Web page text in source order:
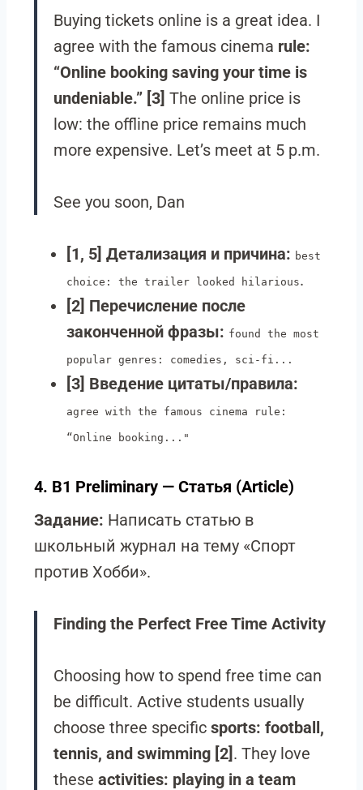
Buying tickets online is a great idea. I
agree with the famous cinema rule:
“Online booking saving your time is
undeniable.” [3] The online price is
low: the offline price remains much
more expensive. Let’s meet at 5 p.m.
See you soon, Dan
[1, 5] Детализация и причина: best
choice: the trailer looked hilarious.
[2] Перечисление после
законченной фразы: found the most
popular genres: comedies, sci-fi...
[3] Введение цитаты/правила:
agree with the famous cinema rule:
“Online booking..."
4. B1 Preliminary — Статья (Article)
Задание: Написать статью в
школьный журнал на тему «Спорт
против Хобби».
Finding the Perfect Free Time Activity
Choosing how to spend free time can
be difficult. Active students usually
choose three specific sports: football,
tennis, and swimming [2] . They love
these activities: playing in a team